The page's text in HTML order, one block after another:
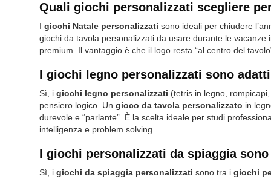
Quali giochi personalizzati scegliere
I giochi Natale personalizzati sono ideali per chiudere
giochi da tavola personalizzati da usare durante le
premium. Il vantaggio è che il logo resta “al centro del
I giochi legno personalizzati sono
Sì, i giochi legno personalizzati (tetris in legno,
pensiero logico. Un gioco da tavola personalizzato in
durevole e “parlante”. È la scelta ideale per studi
intelligenza e problem solving.
I giochi personalizzati da spiaggia
Sì, i giochi da spiaggia personalizzati sono tra i giochi